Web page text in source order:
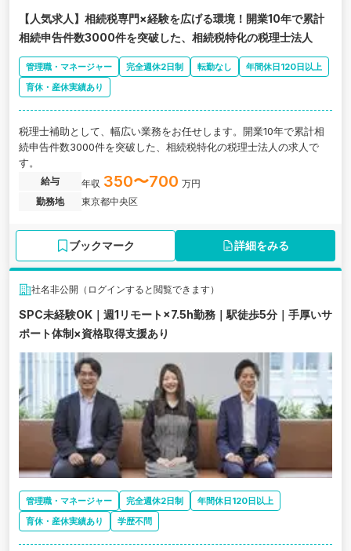
【人気求人】相続税専門×経験を広げる環境！開業10年で累計
相続申告件数3000件を突破した、相続税特化の税理士法人
管理職・マネージャー 完全週休2日制 転勤なし
年間休日120日以上
育休・産休実績あり
税理士補助として、幅広い業務をお任せします。開業10年で累計相
続申告件数3000件を突破した、相続税特化の税理士法人の求人で
す。
給与 年収 350〜700 万円
勤務地
東京都中央区
ブックマーク 詳細をみる
社名非公開（ログインすると閲覧できます）
SPC未経験OK｜週1リモート×7.5h勤務｜駅徒歩5分｜手厚いサ
ポート体制×資格取得支援あり
管理職・マネージャー 完全週休2日制
年間休日120日以上
育休・産休実績あり
学歴不問